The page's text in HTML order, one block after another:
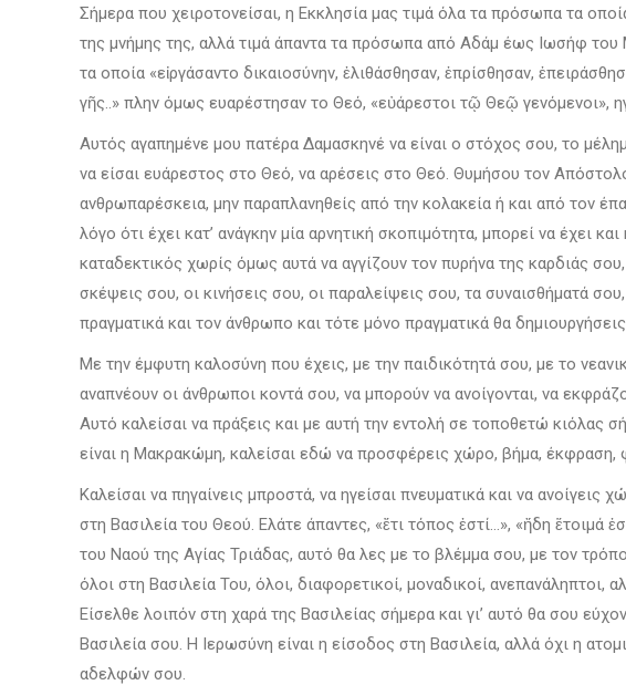
Σήμερα που χειροτονείσαι, η Εκκλησία μας τιμά όλα τα πρόσωπα τα
της μνήμης της, αλλά τιμά άπαντα τα πρόσωπα από Αδάμ έως Ιωσήφ
τα οποία «εἰργάσαντο δικαιοσύνην, ἐλιθάσθησαν, ἐπρίσθησαν,
γῆς..» πλην όμως ευαρέστησαν το Θεό, «εὐάρεστοι τῷ Θεῷ γενόμενοι»,
Αυτός αγαπημένε μου πατέρα Δαμασκηνέ να είναι ο στόχος σου, το
να είσαι ευάρεστος στο Θεό, να αρέσεις στο Θεό. Θυμήσου τον
ανθρωπαρέσκεια, μην παραπλανηθείς από την κολακεία ή και από τον
λόγο ότι έχει κατ’ ανάγκην μία αρνητική σκοπιμότητα, μπορεί να έχει
καταδεκτικός χωρίς όμως αυτά να αγγίζουν τον πυρήνα της καρδιάς
σκέψεις σου, οι κινήσεις σου, οι παραλείψεις σου, τα συναισθήματά
πραγματικά και τον άνθρωπο και τότε μόνο πραγματικά θα
Με την έμφυτη καλοσύνη που έχεις, με την παιδικότητά σου, με το
αναπνέουν οι άνθρωποι κοντά σου, να μπορούν να ανοίγονται, να
Αυτό καλείσαι να πράξεις και με αυτή την εντολή σε τοποθετώ
είναι η Μακρακώμη, καλείσαι εδώ να προσφέρεις χώρο, βήμα,
Καλείσαι να πηγαίνεις μπροστά, να ηγείσαι πνευματικά και να
στη Βασιλεία του Θεού. Ελάτε άπαντες, «ἔτι τόπος ἐστί…», «ἤδη
του Ναού της Αγίας Τριάδας, αυτό θα λες με το βλέμμα σου, με τον
όλοι στη Βασιλεία Του, όλοι, διαφορετικοί, μοναδικοί, ανεπανάληπτοι,
Είσελθε λοιπόν στη χαρά της Βασιλείας σήμερα και γι’ αυτό θα σου
Βασιλεία σου. Η Ιερωσύνη είναι η είσοδος στη Βασιλεία, αλλά όχι η
αδελφών σου.